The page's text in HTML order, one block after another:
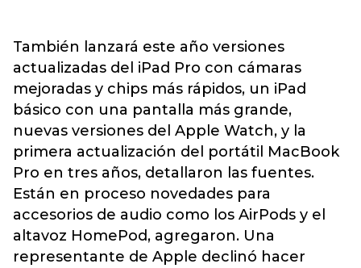
También lanzará este año versiones
actualizadas del iPad Pro con cámaras
mejoradas y chips más rápidos, un iPad
básico con una pantalla más grande,
nuevas versiones del Apple Watch, y la
primera actualización del portátil MacBook
Pro en tres años, detallaron las fuentes.
Están en proceso novedades para
accesorios de audio como los AirPods y el
altavoz HomePod, agregaron. Una
representante de Apple declinó hacer